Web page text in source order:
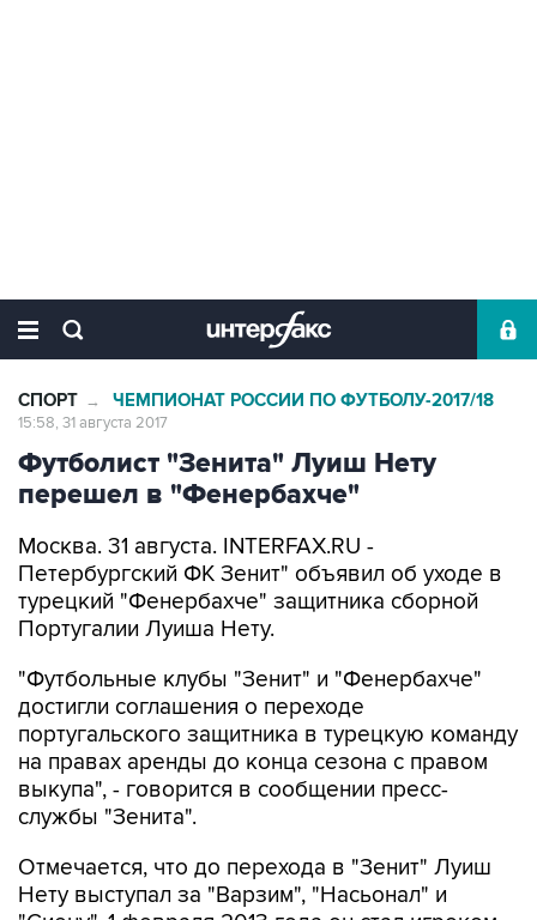
СПОРТ → ЧЕМПИОНАТ РОССИИ ПО ФУТБОЛУ-2017/18
15:58, 31 августа 2017
Футболист "Зенита" Луиш Нету
перешел в "Фенербахче"
Москва. 31 августа. INTERFAX.RU -
Петербургский ФК Зенит" объявил об уходе в
турецкий "Фенербахче" защитника сборной
Португалии Луиша Нету.
"Футбольные клубы "Зенит" и "Фенербахче"
достигли соглашения о переходе
португальского защитника в турецкую команду
на правах аренды до конца сезона с правом
выкупа", - говорится в сообщении пресс-
службы "Зенита".
Отмечается, что до перехода в "Зенит" Луиш
Нету выступал за "Варзим", "Насьонал" и